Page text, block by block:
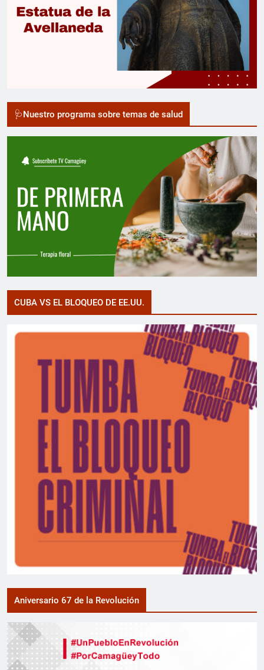
🩺Nuestro programa sobre temas de salud
CUBA VS EL BLOQUEO DE EE.UU.
Aniversario 67 de la Revolución